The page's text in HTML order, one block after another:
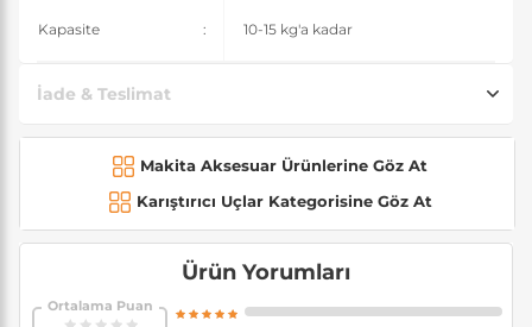
Kapasite : 10-15 kg'a kadar
İade & Teslimat
Makita Aksesuar Ürünlerine Göz At
Karıştırıcı Uçlar Kategorisine Göz At
Ürün Yorumları
Ortalama Puan